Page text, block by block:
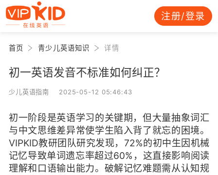
注册/登录
首页 青少儿英语知识 详情
初一英语发音不标准如何纠正？
少儿英语指南 2025-05-12 05:46:43
初一阶段是英语学习的关键期，但大量抽象词汇
与中文思维差异常使学生陷入背了就忘的困境。
VIPKID教研团队研究发现，72%的初中生因机械
记忆导致单词遗忘率超过60%，这直接影响阅读
理解和口语输出能力。破解记忆难题需从认知规